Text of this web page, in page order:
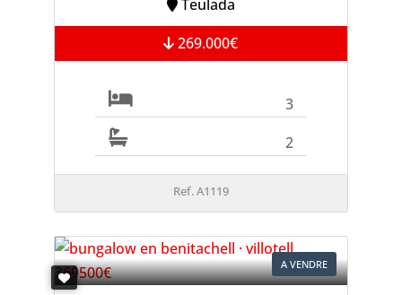
Teulada
269.000€
3
2
Ref. A1119
A VENDRE